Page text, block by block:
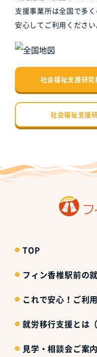
支援事業所は全国で多
安心してご利用ください
社会福祉支援研
社会福祉支援
TOP
フィン香椎駅前の
これで安心！ご利
就労移行支援とは
見学・相談会ご案内